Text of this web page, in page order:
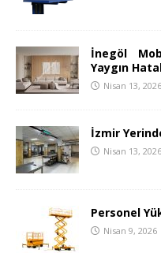
İnegöl
Yaygın
Nisan 13, 2026
İzmir
Nisan 13, 2026
Personel
Nisan 9, 2026